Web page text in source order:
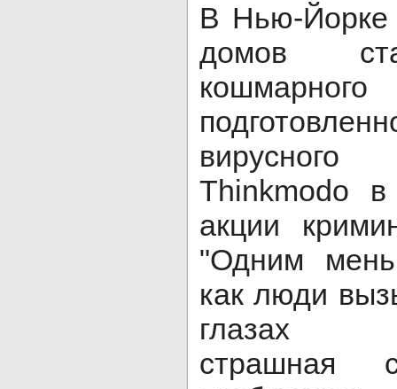
В Нью-Йорке
домов
Thinkmodo
акции
"Одним
как люди
глазах
страшная